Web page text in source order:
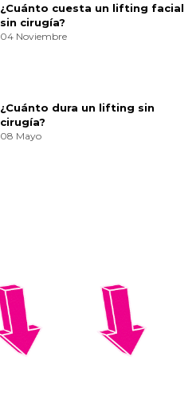
¿Cuánto cuesta un lifting facial
sin cirugía?
04 Noviembre
¿Cuánto dura un lifting sin
cirugía?
08 Mayo